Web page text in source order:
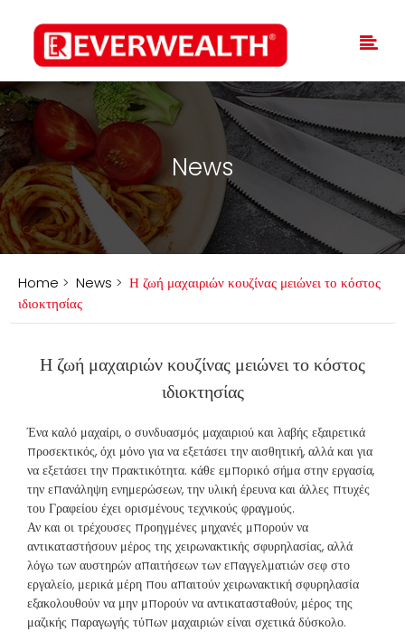
News
Home > News > Η ζωή μαχαιριών κουζίνας μειώνει το κόστος
ιδιοκτησίας
Η ζωή μαχαιριών κουζίνας μειώνει το κόστος
ιδιοκτησίας
Ένα καλό μαχαίρι, ο συνδυασμός μαχαιριού και λαβής εξαιρετικά
προσεκτικός, όχι μόνο για να εξετάσει την αισθητική, αλλά και για
να εξετάσει την πρακτικότητα. κάθε εμπορικό σήμα στην εργασία,
την επανάληψη ενημερώσεων, την υλική έρευνα και άλλες πτυχές
του Γραφείου έχει ορισμένους τεχνικούς φραγμούς.
Αν και οι τρέχουσες προηγμένες μηχανές μπορούν να
αντικαταστήσουν μέρος της χειρωνακτικής σφυρηλασίας, αλλά
λόγω των αυστηρών απαιτήσεων των επαγγελματιών σεφ στο
εργαλείο, μερικά μέρη που απαιτούν χειρωνακτική σφυρηλασία
εξακολουθούν να μην μπορούν να αντικατασταθούν, μέρος της
μαζικής παραγωγής τύπων μαχαιριών είναι σχετικά δύσκολο.